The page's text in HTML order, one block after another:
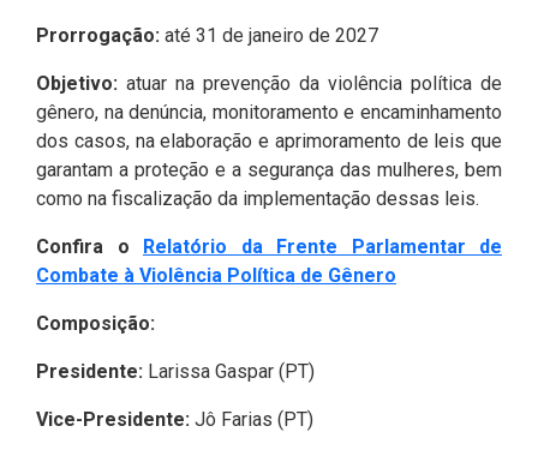
Prorrogação: até 31 de janeiro de 2027
Objetivo: atuar na prevenção da violência política de
gênero, na denúncia, monitoramento e encaminhamento
dos casos, na elaboração e aprimoramento de leis que
garantam a proteção e a segurança das mulheres, bem
como na fiscalização da implementação dessas leis.
Confira o Relatório da Frente Parlamentar de
Combate à Violência Política de Gênero
Composição:
Presidente: Larissa Gaspar (PT)
Vice-Presidente: Jô Farias (PT)